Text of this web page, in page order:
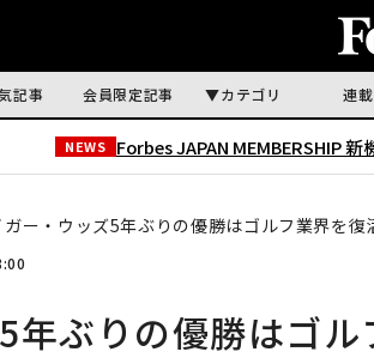
記事 会員限定記事 カテゴリ 連載
NEWS Forbes JAPAN MEMBERSHIP 新
ガー・ウッズ5年ぶりの優勝はゴルフ業界を復
年ぶりの優勝はゴル